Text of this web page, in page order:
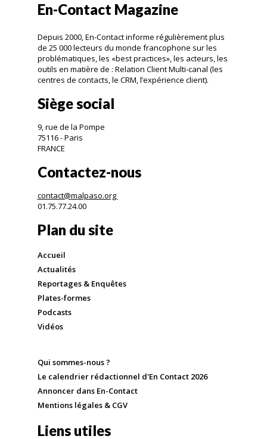
En-Contact Magazine
Depuis 2000, En-Contact informe régulièrement plus
de 25 000 lecteurs du monde francophone sur les
problématiques, les «best practices», les acteurs, les
outils en matière de : Relation Client Multi-canal (les
centres de contacts, le CRM, l’expérience client).
Siège social
9, rue de la Pompe
75116 - Paris
FRANCE
Contactez-nous
contact@malpaso.org
01.75.77.24.00
Plan du site
Accueil
Actualités
Reportages & Enquêtes
Plates-formes
Podcasts
Vidéos
Qui sommes-nous ?
Le calendrier rédactionnel d'En Contact 2026
Annoncer dans En-Contact
Mentions légales & CGV
Liens utiles